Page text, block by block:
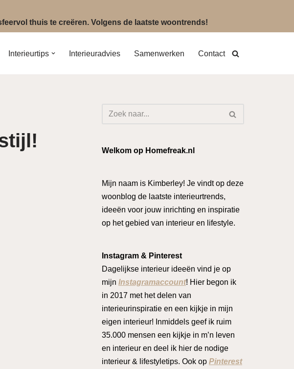
thuis te creëren. Volgens de laatste woontrends!
Interieurtips Interieuradvies Samenwerken Contact
Welkom op Homefreak.nl
Mijn naam is Kimberley! Je vindt op deze
woonblog de laatste interieurtrends,
ideeën voor jouw inrichting en inspiratie
op het gebied van interieur en lifestyle.
Instagram & Pinterest
Dagelijkse interieur ideeën vind je op
mijn Instagramaccount! Hier begon ik
in 2017 met het delen van
interieurinspiratie en een kijkje in mijn
eigen interieur! Inmiddels geef ik ruim
35.000 mensen een kijkje in m’n leven
en interieur en deel ik hier de nodige
interieur & lifestyletips. Ook op Pinterest